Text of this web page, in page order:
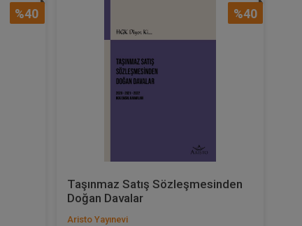
%40 %40
Taşınmaz Satış Sözleşmesinden
Doğan Davalar
Aristo Yayınevi